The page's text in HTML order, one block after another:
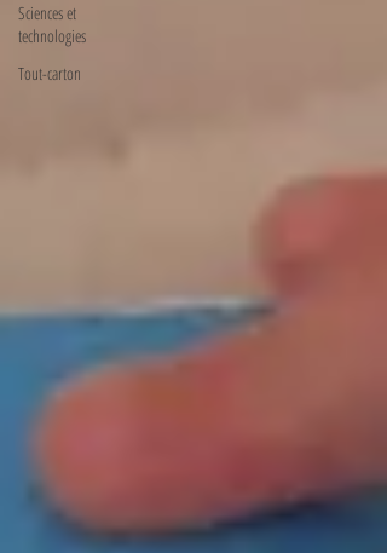
Sciences et
technologies
Tout-carton